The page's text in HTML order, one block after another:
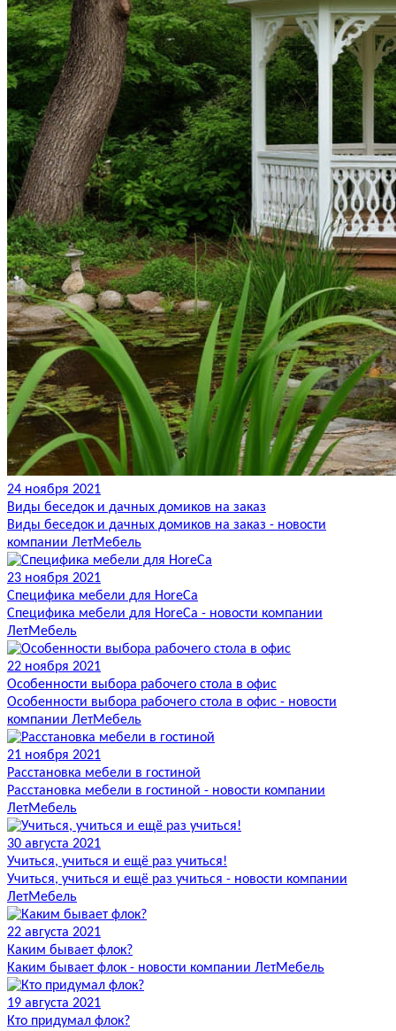
24 ноября 2021
Виды беседок и дачных домиков на заказ
Виды беседок и дачных домиков на заказ - новости
компании ЛетМебель
23 ноября 2021
Специфика мебели для HoreCa
Специфика мебели для HoreCa - новости компании
ЛетМебель
22 ноября 2021
Особенности выбора рабочего стола в офис
Особенности выбора рабочего стола в офис - новости
компании ЛетМебель
21 ноября 2021
Расстановка мебели в гостиной
Расстановка мебели в гостиной - новости компании
ЛетМебель
30 августа 2021
Учиться, учиться и ещё раз учиться!
Учиться, учиться и ещё раз учиться - новости компании
ЛетМебель
22 августа 2021
Каким бывает флок?
Каким бывает флок - новости компании ЛетМебель
19 августа 2021
Кто придумал флок?